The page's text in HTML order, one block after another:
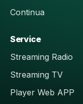
Continua
Service
Streaming Radio
Streaming TV
Player Web APP